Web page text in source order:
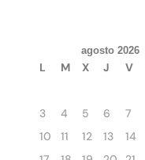
agosto 2026
L M X J V
3
4 5 6 7
10
11 12 13 14